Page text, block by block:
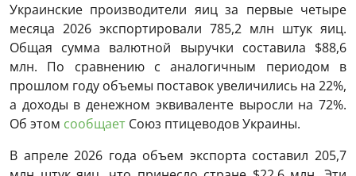
Украинские производители яиц за первые четыре
месяца 2026 экспортировали 785,2 млн штук яиц.
Общая сумма валютной выручки составила $88,6
млн. По сравнению с аналогичным периодом в
прошлом году объемы поставок увеличились на 22%,
а доходы в денежном эквиваленте выросли на 72%.
Об этом сообщает Союз птицеводов Украины.
В апреле 2026 года объем экспорта составил 205,7